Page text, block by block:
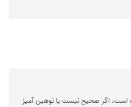
است، اگر صحیح نیست یا توهین آمیز